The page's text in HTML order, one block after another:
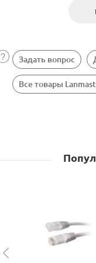
Задать вопрос
Все товары